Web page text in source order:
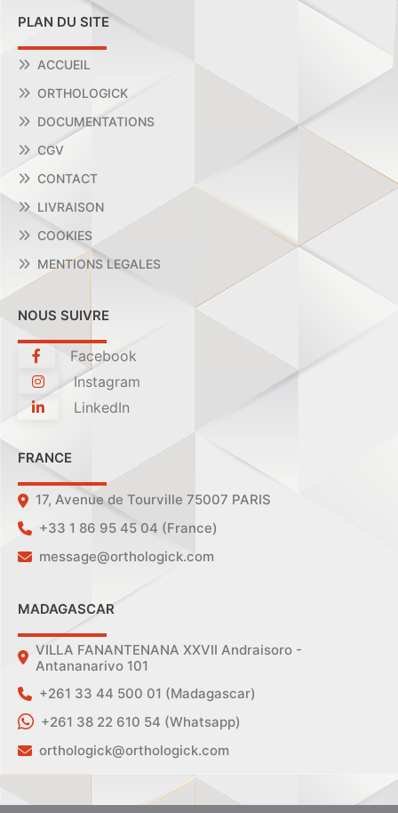
PLAN DU SITE
ACCUEIL
ORTHOLOGICK
DOCUMENTATIONS
CGV
CONTACT
LIVRAISON
COOKIES
MENTIONS LEGALES
NOUS SUIVRE
Facebook
Instagram
LinkedIn
FRANCE
17, Avenue de Tourville 75007 PARIS
+33 1 86 95 45 04 (France)
message@orthologick.com
MADAGASCAR
VILLA FANANTENANA XXVII Andraisoro -
Antananarivo 101
+261 33 44 500 01 (Madagascar)
+261 38 22 610 54 (Whatsapp)
orthologick@orthologick.com